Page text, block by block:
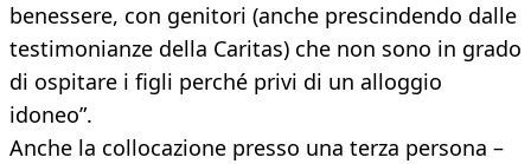
benessere, con genitori (anche prescindendo dalle
testimonianze della Caritas) che non sono in grado
di ospitare i figli perché privi di un alloggio
idoneo”.
Anche la collocazione presso una terza persona –